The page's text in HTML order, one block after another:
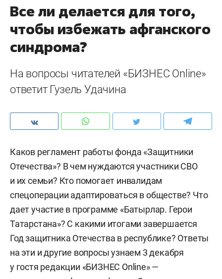
Все ли делается для того,
чтобы избежать афганского
синдрома?
На вопросы читателей «БИЗНЕС Online»
ответит Гузель Удачина
Каков регламент работы фонда «Защитники
Отечества»? В чем нуждаются участники СВО
и их семьи? Кто помогает инвалидам
спецоперации адаптироваться в обществе? Что
дает участие в программе «Батырлар. Герои
Татарстана»? С какими итогами завершается
Год защитника Отечества в республике? Ответы
на эти и другие вопросы узнаем 3 декабря
у гостя редакции «БИЗНЕС Online» —